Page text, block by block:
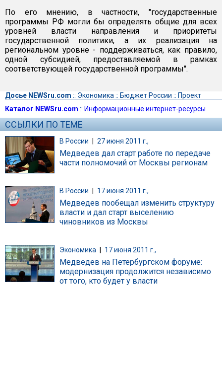
По его мнению, в частности, "государственные
программы РФ могли бы определять общие для всех
уровней власти направления и приоритеты
государственной политики, а их реализация на
региональном уровне - поддерживаться, как правило,
одной субсидией, предоставляемой в рамках
соответствующей государственной программы".
Досье NEWSru.com :: Экономика :: Бюджет России :: Проект
Каталог NEWSru.com :: Информационные интернет-ресурсы
ССЫЛКИ ПО ТЕМЕ
В России | 27 июня 2011 г.,
Медведев дал старт работе по передаче
части полномочий от Москвы регионам
В России 17 июня 2011 г.,
Медведев пообещал изменить структуру
власти и дал старт выселению
чиновников из Москвы
Экономика 17 июня 2011 г.,
Медведев на Петербургском форуме:
модернизация продолжится независимо
от того, кто будет у власти